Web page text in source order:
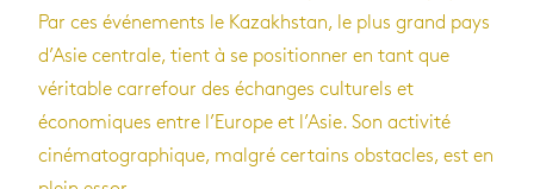
Par ces événements le Kazakhstan, le plus grand pays
d’Asie centrale, tient à se positionner en tant que
véritable carrefour des échanges culturels et
économiques entre l’Europe et l’Asie. Son activité
cinématographique, malgré certains obstacles, est en